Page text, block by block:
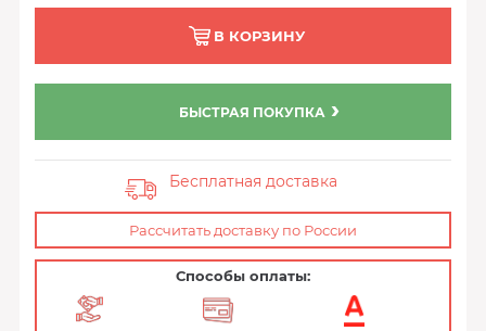
В КОРЗИНУ
БЫСТРАЯ ПОКУПКА
Бесплатная доставка
Рассчитать доставку по России
Способы оплаты: